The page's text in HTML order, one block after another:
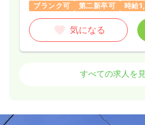
ブランク可
第二新卒可 時給
気になる
正・准看護師
万円/月
すべての求人を